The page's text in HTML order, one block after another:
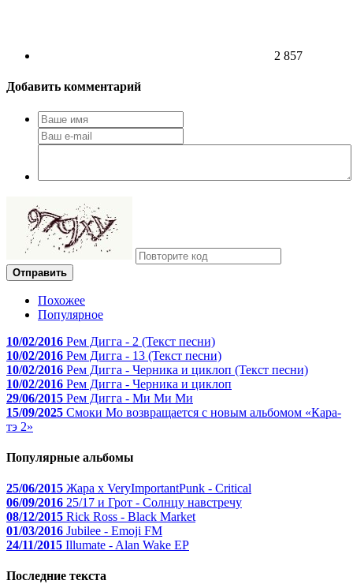
2 857
Добавить комментарий
Отправить
Похожее
Популярное
10/02/2016 Рем Дигга - 2 (Текст песни)
10/02/2016 Рем Дигга - 13 (Текст песни)
10/02/2016 Рем Дигга - Черника и циклоп (Текст песни)
10/02/2016 Рем Дигга - Черника и циклоп
29/06/2015 Рем Дигга - Ми Ми Ми
15/09/2025 Смоки Мо возвращается с новым альбомом «Кара-
тэ 2»
Популярные альбомы
25/06/2015 Жара x VeryImportantPunk - Critical
06/09/2016 25/17 и Грот - Солнцу навстречу
08/12/2015 Rick Ross - Black Market
01/03/2016 Jubilee - Emoji FM
24/11/2015 Illumate - Alan Wake EP
Последние текста